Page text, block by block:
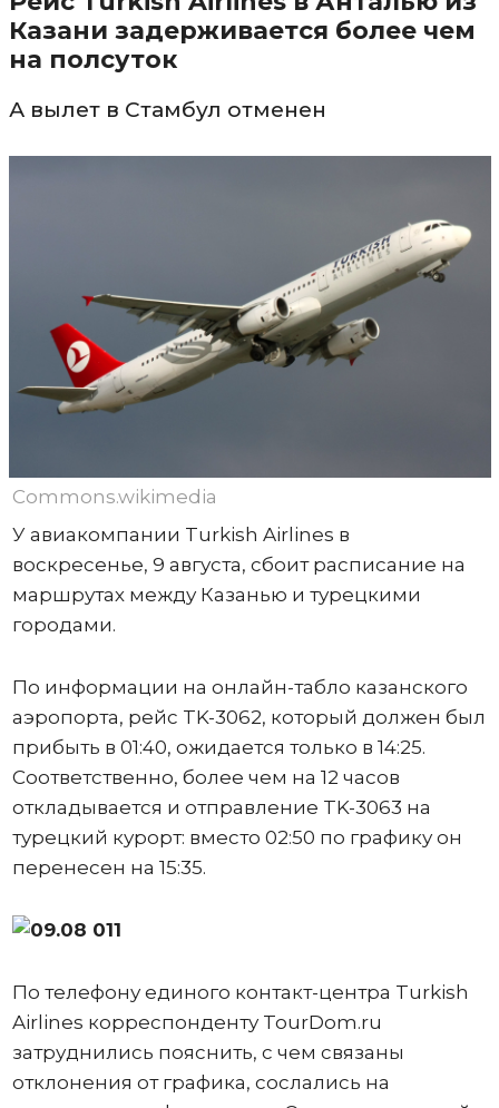
Казани задерживается более чем
на полсуток
А вылет в Стамбул отменен
Commons.wikimedia
У авиакомпании Turkish Airlines в
воскресенье, 9 августа, сбоит расписание на
маршрутах между Казанью и турецкими
городами.
По информации на онлайн-табло казанского
аэропорта, рейс TK-3062, который должен был
прибыть в 01:40, ожидается только в 14:25.
Соответственно, более чем на 12 часов
откладывается и отправление TK-3063 на
турецкий курорт: вместо 02:50 по графику он
перенесен на 15:35.
По телефону единого контакт-центра Turkish
Airlines корреспонденту TourDom.ru
затруднились пояснить, с чем связаны
отклонения от графика, сослались на